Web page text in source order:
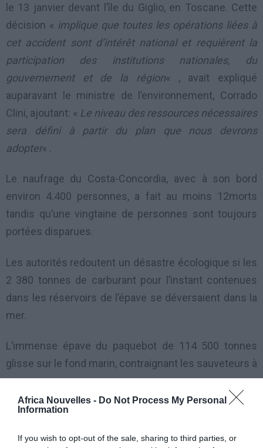
Africa Nouvelles - Do Not Process My Personal
Information
If you wish to opt-out of the sale, sharing to third parties, or
le 13 janvier devant l’île du Giglio, en Toscane. Cette
décision « implique que toutes les opérations liées à
cet accident sont d’intérêt national et requièrent la
participation des institutions nationales, du
gouvernement et de la région« , avait expliqué
auparavant le ministre de l’environnement, Corrado
Clini, ajoutant: « Le niveau des ressources nécessaires
sera défini à partir du plan que nous devrons
adopter« .
Le naufrage du Costa-Concordia, avec à son bord
environ 4.400 personnes, a fait au moins 12morts
tandis qu’une vingtaine de personnes sont toujours
portées disparues.
Les autorités redoutent un désastre écologique si les
2 380 tonnes de carburant pour l’instant contenues
dans les réservoirs de l’épave se déversaient dans la
mer.
L’immense épave du paquebot de 114 500 tonnes
glisse sur le fond marin, contraignant les sauveteurs à